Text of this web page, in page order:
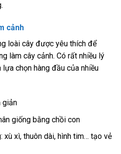
cảnh
loài cây được yêu thích để
làm cây cảnh. Có rất nhiều lý
chọn hàng đầu của nhiều
giản
giống bằng chồi con
xù xì, thuôn dài, hình tim… tạo vẻ